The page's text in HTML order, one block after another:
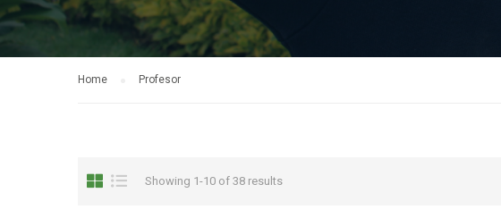
Home Profesor
Showing 1-10 of 38 results